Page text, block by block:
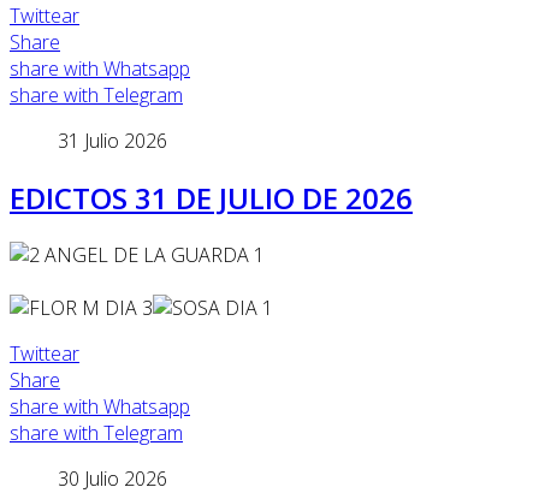
Twittear
Share
share with Whatsapp
share with Telegram
31 Julio 2026
EDICTOS 31 DE JULIO DE 2026
Twittear
Share
share with Whatsapp
share with Telegram
30 Julio 2026